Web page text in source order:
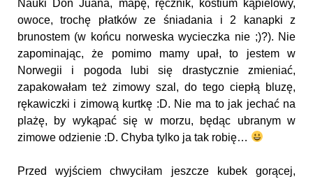
Nauki Don Juana, mapę, ręcznik, kostium kąpielowy,
owoce, trochę płatków ze śniadania i 2 kanapki z
brunostem (w końcu norweska wycieczka nie ;)?). Nie
zapominając, że pomimo mamy upał, to jestem w
Norwegii i pogoda lubi się drastycznie zmieniać,
zapakowałam też zimowy szal, do tego ciepłą bluzę,
rękawiczki i zimową kurtkę :D. Nie ma to jak jechać na
plażę, by wykąpać się w morzu, będąc ubranym w
zimowe odzienie :D. Chyba tylko ja tak robię…
Przed wyjściem chwyciłam jeszcze kubek gorącej,